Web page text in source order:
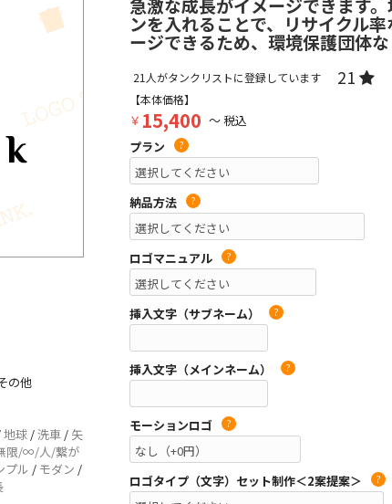
の他
地球 /洗車 / 矢
限/∞/人/繋が
プル / モダン /
急激な成長がイメージできます
ンを入れることで、リサイクル
ージできるため、環境保護団体な
21 人がタンクリストに登録しています 21
【本体価格】
￥ 15,400 ～ 税込
プラン
?
納品方法 ?
ロゴマニュアル ?
挿入文字（サブネーム） ?
挿入文字（メインネーム） ?
モーションロゴ ?
ロゴタイプ（文字）セット制作＜2案提案＞ ?